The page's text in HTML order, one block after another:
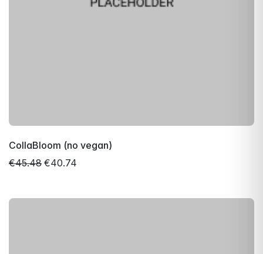
CollaBloom (no vegan)
€45.48 €40.74